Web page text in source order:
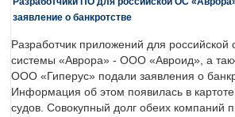
заявление о банкротстве
Разработчик приложений для российской
системы «Аврора» - ООО «Авроид», а
ООО «Гиперус» подали заявления о
Информация об этом появилась в
судов. Совокупный долг обеих компаний